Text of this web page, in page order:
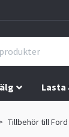
Lasta
Tillbehör till Ford